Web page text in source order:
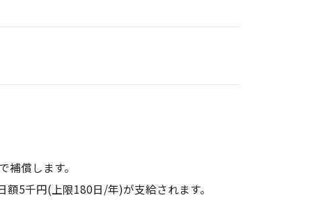
償します。
5千円(上限180日/年)が支給されます。